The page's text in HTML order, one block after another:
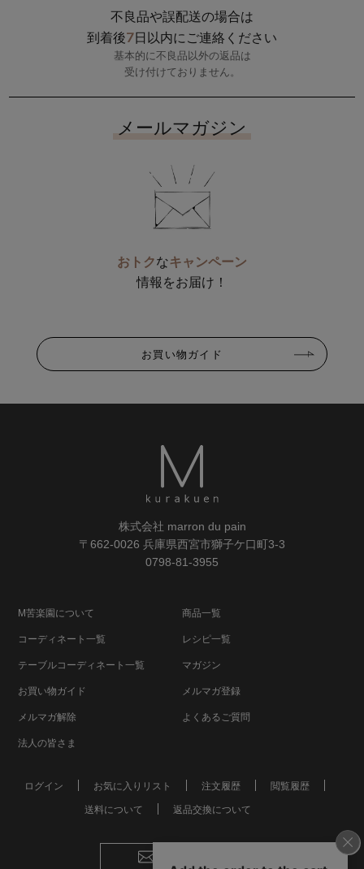
不良品や誤配送の場合は
到着後7日以内にご連絡ください
基本的に不良品以外の返品は
受け付けておりません。
メールマガジン
おトクなキャンペーン
情報をお届け！
お買い物ガイド
株式会社 marron du pain
〒662-0026 兵庫県西宮市獅子ケ口町3-3
0798-81-3955
M苦楽園について 商品一覧
コーディネート一覧 レシピ一覧
テーブルコーディネート一覧 マガジン
お買い物ガイド メルマガ登録
メルマガ解除 よくあるご質問
法人の皆さま
ログイン お気に入りリスト 注文履歴 閲覧履歴
送料について 返品交換について